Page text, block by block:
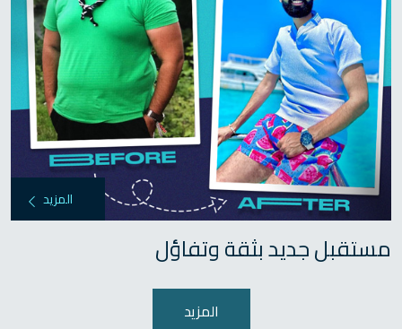
المزيد
مستقبل جديد بثقة وتفاؤل
المزيد